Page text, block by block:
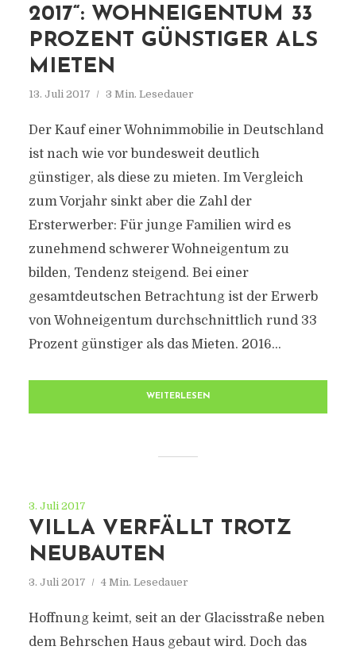
2017“: WOHNEIGENTUM 33
PROZENT GÜNSTIGER ALS
MIETEN
13. Juli 2017 3 Min. Lesedauer
Der Kauf einer Wohnimmobilie in Deutschland
ist nach wie vor bundesweit deutlich
günstiger, als diese zu mieten. Im Vergleich
zum Vorjahr sinkt aber die Zahl der
Ersterwerber: Für junge Familien wird es
zunehmend schwerer Wohneigentum zu
bilden, Tendenz steigend. Bei einer
gesamtdeutschen Betrachtung ist der Erwerb
von Wohneigentum durchschnittlich rund 33
Prozent günstiger als das Mieten. 2016...
WEITERLESEN
3. Juli 2017
VILLA VERFÄLLT TROTZ
NEUBAUTEN
3. Juli 2017 4 Min. Lesedauer
Hoffnung keimt, seit an der Glacisstraße neben
dem Behrschen Haus gebaut wird. Doch das